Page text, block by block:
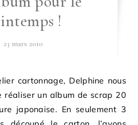
!
23 mars 2010
cartonnage, Delphine nous
réaliser un album de scrap 20
japonaise. En seulement 3